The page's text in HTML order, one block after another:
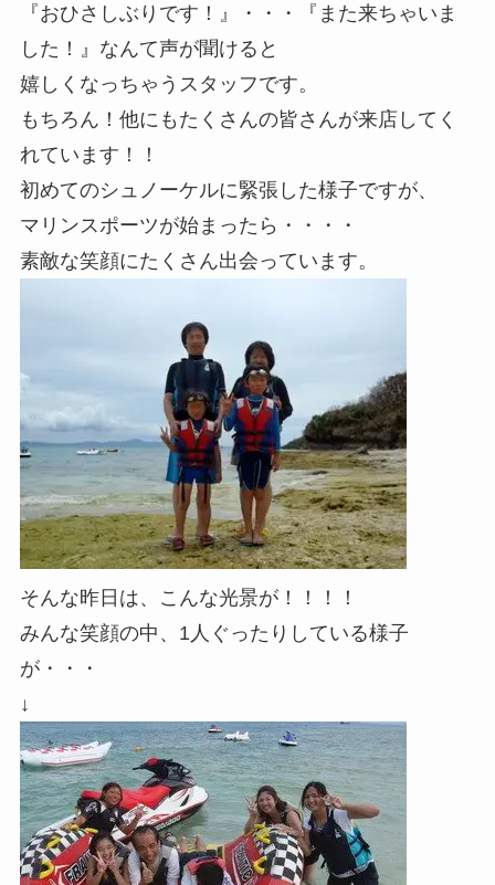
『おひさしぶりです！』・・・『また来ちゃいま
した！』なんて声が聞けると
嬉しくなっちゃうスタッフです。
もちろん！他にもたくさんの皆さんが来店してく
れています！！
初めてのシュノーケルに緊張した様子ですが、
マリンスポーツが始まったら・・・・
素敵な笑顔にたくさん出会っています。
そんな昨日は、こんな光景が！！！！
みんな笑顔の中、1人ぐったりしている様子
が・・・
↓